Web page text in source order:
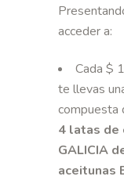
acceder a:
Cada $
te llevas
compuesta
4 latas de
GALICIA
aceitunas